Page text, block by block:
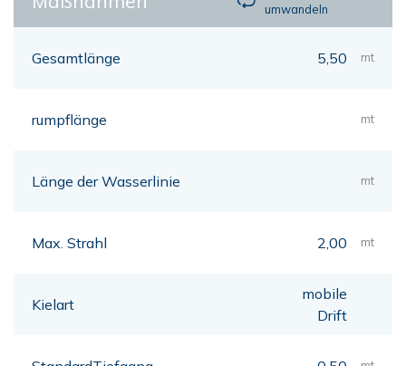
umwandeln
Gesamtlänge 5,50 mt
rumpflänge mt
Länge der Wasserlinie mt
Max. Strahl 2,00 mt
Kielart
mobile
Drift